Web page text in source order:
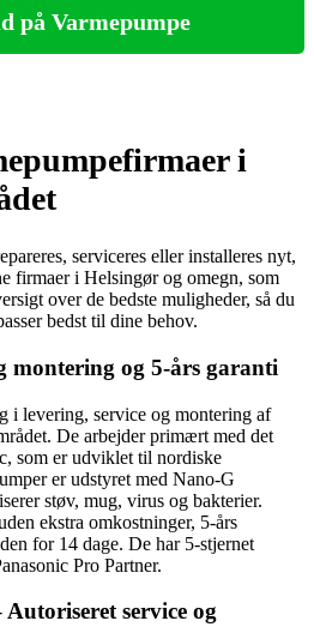
på Varmepumpe
i
serviceres eller installeres nyt,
firmaer i Helsingør og omegn, som
over de bedste muligheder, så du
bedst til dine behov.
montering og 5-års garanti
i levering, service og montering af
De arbejder primært med det
som er udviklet til nordiske
er udstyret med Nano-G
støv, mug, virus og bakterier.
ekstra omkostninger, 5-års
for 14 dage. De har 5-stjernet
Pro Partner.
service og